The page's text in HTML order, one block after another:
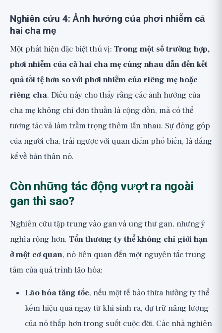
Nghiên cứu 4: Ảnh hưởng của phơi nhiễm cả
hai cha mẹ
Một phát hiện đặc biệt thú vị: Trong một số trường hợp,
phơi nhiễm của cả hai cha mẹ cùng nhau dẫn đến kết
quả tồi tệ hơn so với phơi nhiễm của riêng mẹ hoặc
riêng cha. Điều này cho thấy rằng các ảnh hưởng của
cha mẹ không chỉ đơn thuần là cộng dồn, mà có thể
tương tác và làm trầm trọng thêm lẫn nhau. Sự đóng góp
của người cha, trái ngược với quan điểm phổ biến, là đáng
kể về bản thân nó.
Còn những tác động vượt ra ngoài
gan thì sao?
Nghiên cứu tập trung vào gan và ung thư gan, nhưng ý
nghĩa rộng hơn. Tổn thương ty thể không chỉ giới hạn
ở một cơ quan, nó liên quan đến một nguyên tắc trung
tâm của quá trình lão hóa:
Lão hóa tăng tốc, nếu một tế bào thừa hưởng ty thể
kém hiệu quả ngay từ khi sinh ra, dự trữ năng lượng
của nó thấp hơn trong suốt cuộc đời. Các nhà nghiên